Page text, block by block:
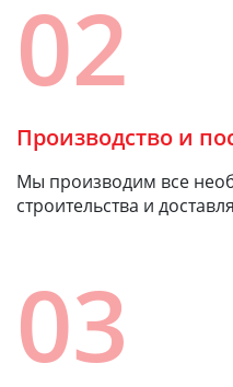
02
Производство и
Мы производим все
строительства и
03